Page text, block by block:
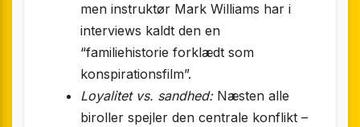
men instruktør Mark Williams har i
interviews kaldt den en
“familiehistorie forklædt som
konspirationsfilm”.
Loyalitet vs. sandhed:Næsten alle
biroller spejler den centrale konflikt –